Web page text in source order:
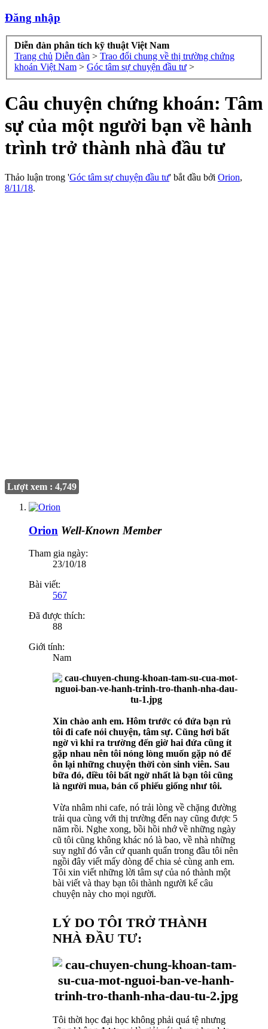
Đăng nhập
Diễn đàn phân tích kỹ thuật Việt Nam
Trang chủ Diễn đàn > Trao đổi chung về thị trường chứng
khoán Việt Nam > Góc tâm sự chuyện đầu tư >
Câu chuyện chứng khoán: Tâm
sự của một người bạn về hành
trình trở thành nhà đầu tư
Thảo luận trong 'Góc tâm sự chuyện đầu tư' bắt đầu bởi Orion,
8/11/18.
Lượt xem : 4,749
Orion Well-Known Member
Tham gia ngày:
23/10/18
Bài viết:
567
Đã được thích:
88
Giới tính:
Nam
Xin chào anh em. Hôm trước có đứa bạn rủ
tôi đi cafe nói chuyện, tâm sự. Cũng hơi bất
ngờ vì khi ra trường đến giờ hai đứa cũng ít
gặp nhau nên tôi nóng lòng muốn gặp nó để
ôn lại những chuyện thời còn sinh viên. Sau
bữa đó, điều tôi bất ngờ nhất là bạn tôi cũng
là người mua, bán cổ phiếu giống như tôi.
Vừa nhâm nhi cafe, nó trải lòng về chặng đường
trải qua cùng với thị trường đến nay cũng được 5
năm rồi. Nghe xong, bồi hồi nhớ về những ngày
cũ tôi cũng không khác nó là bao, về nhà những
suy nghĩ đó vẫn cứ quanh quẩn trong đầu tôi nên
ngồi đây viết mấy dòng để chia sẻ cùng anh em.
Tôi xin viết những lời tâm sự của nó thành một
bài viết và thay bạn tôi thành người kể câu
chuyện này cho mọi người.
LÝ DO TÔI TRỞ THÀNH
NHÀ ĐẦU TƯ:
Tôi thời học đại học không phải quá tệ nhưng